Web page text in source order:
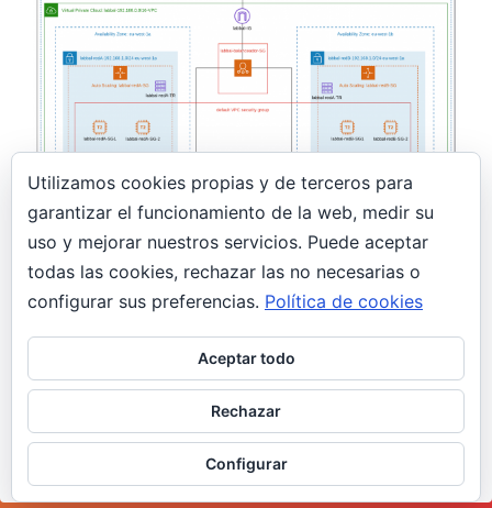
29 marzo, 2019
Laboratorio de prueba en AWS
Laboratorio de prueba en AWS Para terminar el
viernes, me propuse crear un pequeño
laboratorio para ir cogiendo soltura en…
Utilizamos cookies propias y de terceros para
garantizar el funcionamiento de la web, medir su
uso y mejorar nuestros servicios. Puede aceptar
todas las cookies, rechazar las no necesarias o
configurar sus preferencias. Política de cookies
Aceptar todo
Rechazar
Configurar